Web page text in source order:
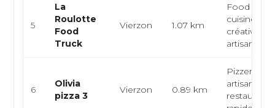
5
La
Roulotte
Food
Truck
Vierzon 1.07 km
Food
cuisine
créative,
artisanal
6
Olivia
pizza 3
Vierzon 0.89 km
Pizzeria
artisanale,